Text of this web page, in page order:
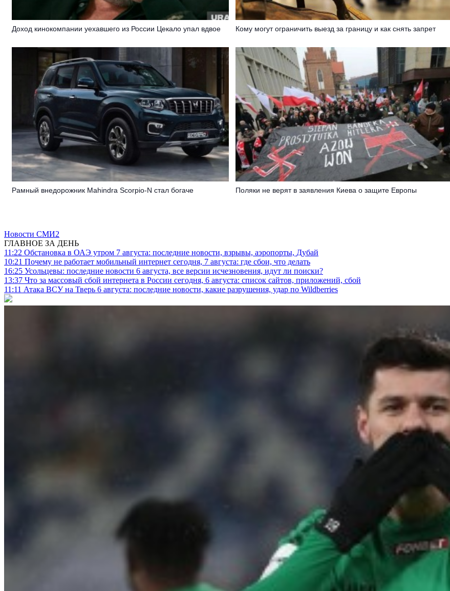
Доход кинокомпании уехавшего из России Цекало упал вдвое Кому могут ограничить выезд за границу и как снять запрет
Рамный внедорожник Mahindra Scorpio-N стал богаче Поляки не верят в заявления Киева о защите Европы
Новости СМИ2
ГЛАВНОЕ ЗА ДЕНЬ
11:22 Обстановка в ОАЭ утром 7 августа: последние новости, взрывы, аэропорты, Дубай
10:21 Почему не работает мобильный интернет сегодня, 7 августа: где сбои, что делать
16:25 Усольцевы: последние новости 6 августа, все версии исчезновения, идут ли поиски?
13:37 Что за массовый сбой интернета в России сегодня, 6 августа: список сайтов, приложений, сбой
11:11 Атака ВСУ на Тверь 6 августа: последние новости, какие разрушения, удар по Wildberries